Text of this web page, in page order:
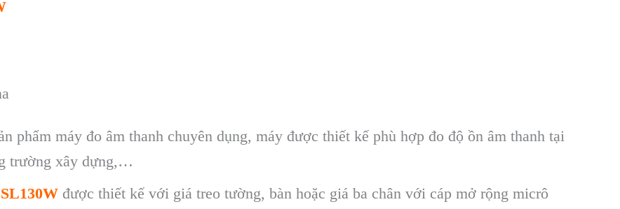
phẩm máy đo âm thanh chuyên dụng, máy được thiết kế phù hợp đo độ ồn âm thanh tại
trường xây dựng,…
được thiết kế với giá treo tường, bàn hoặc giá ba chân với cáp mở rộng micrô